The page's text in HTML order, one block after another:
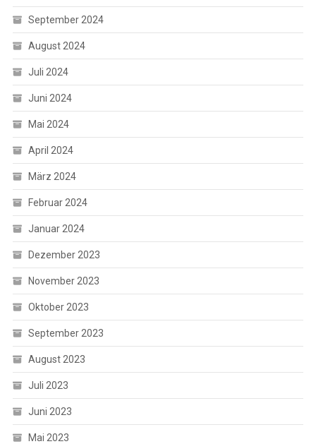
September 2024
August 2024
Juli 2024
Juni 2024
Mai 2024
April 2024
März 2024
Februar 2024
Januar 2024
Dezember 2023
November 2023
Oktober 2023
September 2023
August 2023
Juli 2023
Juni 2023
Mai 2023